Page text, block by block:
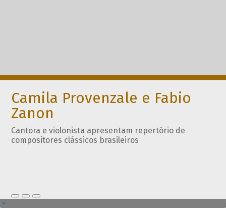
Camila Provenzale e Fabio
Zanon
Cantora e violonista apresentam repertório de
compositores clássicos brasileiros